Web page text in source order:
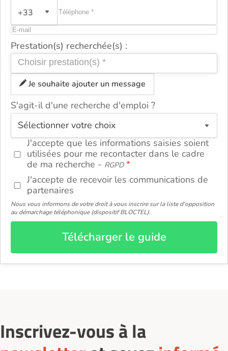
+33
Prestation(s) recherchée(s) :
Je souhaite ajouter un message
S'agit-il d'une recherche d'emploi ?
J'accepte que les informations saisies soient
utilisées pour me recontacter dans le cadre
de ma recherche - RGPD
J'accepte de recevoir les communications de
partenaires
Nous vous informons de votre droit à vous inscrire sur la liste d'opposition
au démarchage téléphonique (dispositif BLOCTEL).
Télécharger le guide
ou
Inscrivez-vous à la